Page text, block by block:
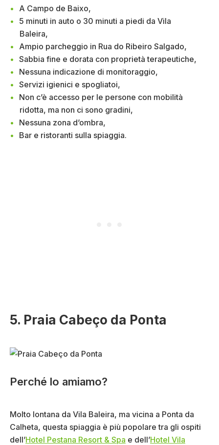
A Campo de Baixo,
5 minuti in auto o 30 minuti a piedi da Vila
Baleira,
Ampio parcheggio in Rua do Ribeiro Salgado,
Sabbia fine e dorata con proprietà terapeutiche,
Nessuna indicazione di monitoraggio,
Servizi igienici e spogliatoi,
Non c’è accesso per le persone con mobilità
ridotta, ma non ci sono gradini,
Nessuna zona d’ombra,
Bar e ristoranti sulla spiaggia.
5. Praia Cabeço da Ponta
Perché lo amiamo?
Molto lontana da Vila Baleira, ma vicina a Ponta da
Calheta, questa spiaggia è più popolare tra gli ospiti
dell’Hotel Pestana Resort & Spa e dell’Hotel Vila